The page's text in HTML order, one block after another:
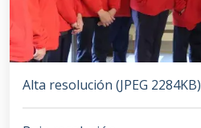
Alta resolución (JPEG 2284KB)